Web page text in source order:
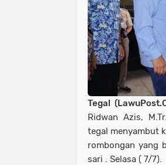
Tegal
Ridwan Azis,
tegal menyambut
rombongan yang
sari . Selasa ( 7/7).